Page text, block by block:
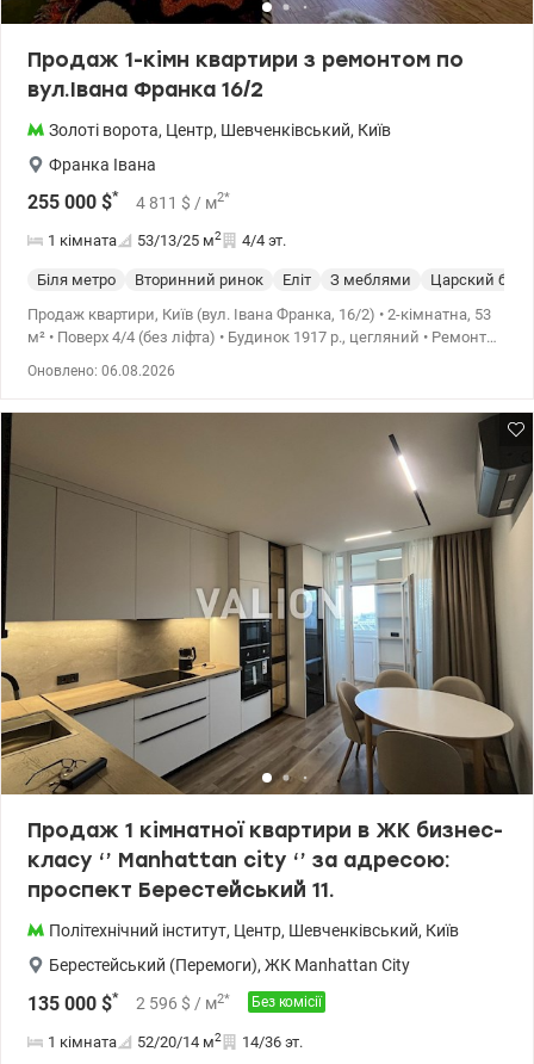
Продаж 1-кімн квартири з ремонтом по
вул.Івана Франка 16/2
Золоті ворота, Центр, Шевченківський, Київ
Франка Івана
255 000 $* 4 811 $ / м2*
1 кімната 53/13/25 м2 4/4 эт.
Біля метро Вторинний ринок Еліт З меблями
Царский
Продаж квартири, Київ (вул. Івана Франка, 16/2) • 2-кімнатна, 53
м² • Поверх 4/4 (без ліфта) • Будинок 1917 р., цегляний • Ремонт
Оновлено: 06.08.2026
Продаж 1 кімнатної квартири в ЖК бизнес-
класу ‘’ Manhattan city ‘’ за адресою:
проспект Берестейський 11.
Політехнічний інститут, Центр, Шевченківський, Київ
Берестейський (Перемоги), ЖК Manhattan City
135 000 $* 2 596 $ / м2* Без комісії
1 кімната 52/20/14 м2 14/36 эт.